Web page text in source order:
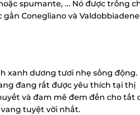
spumante, … Nó được trồng
Conegliano và Valdobbiadene ,
dương tươi nhẹ sống động.
đang rất được yêu thích tại thị
và đam mê đem đến cho tất
tuyệt vời nhất.